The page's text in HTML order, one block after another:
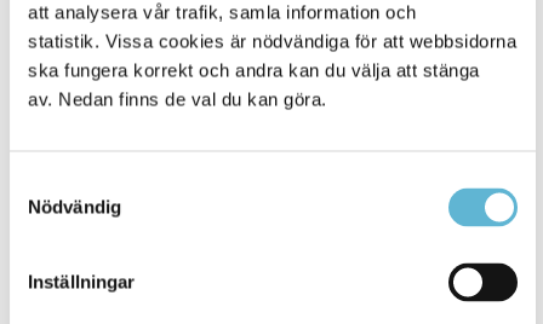
att analysera vår trafik, samla information och
statistik. Vissa cookies är nödvändiga för att webbsidorna
ska fungera korrekt och andra kan du välja att stänga
av. Nedan finns de val du kan göra.
Nödvändig
Inställningar
KONTAKT